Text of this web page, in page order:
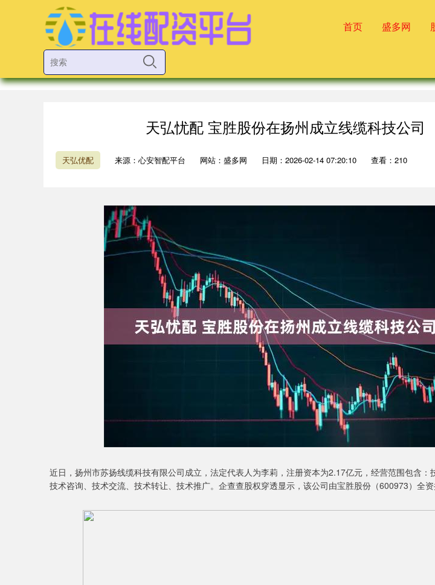
首页 盛多网
天弘忧配 宝胜股份在扬州成立线缆科技公司
天弘优配 来源：心安智配平台 网站：盛多网 日期：2026-02-14 07:20:10 查看：210
近日，扬州市苏扬线缆科技有限公司成立，法定代表人为李莉，注册资本为2.17亿元，经营范围包含：
技术咨询、技术交流、技术转让、技术推广。企查查股权穿透显示，该公司由宝胜股份（600973）全资
深证成指 14110.12 -34.08 -0.24% 沪深300 4651.31